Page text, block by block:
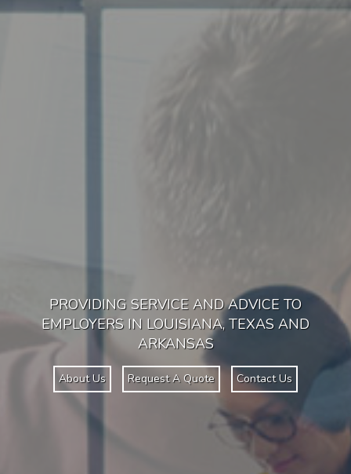
PROVIDING SERVICE AND ADVICE TO
EMPLOYERS IN LOUISIANA, TEXAS AND
ARKANSAS
About Us Request A Quote Contact Us